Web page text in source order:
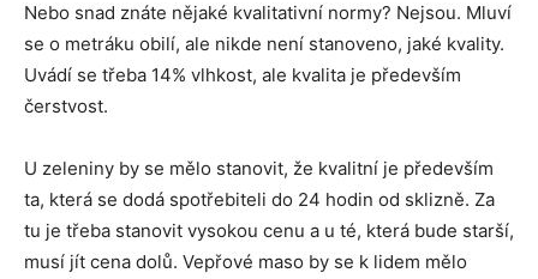
Nebo snad znáte nějaké kvalitativní normy? Nejsou. Mluví
se o metráku obilí, ale nikde není stanoveno, jaké kvality.
Uvádí se třeba 14% vlhkost, ale kvalita je především
čerstvost.
U zeleniny by se mělo stanovit, že kvalitní je především
ta, která se dodá spotřebiteli do 24 hodin od sklizně. Za
tu je třeba stanovit vysokou cenu a u té, která bude starší,
musí jít cena dolů. Vepřové maso by se k lidem mělo